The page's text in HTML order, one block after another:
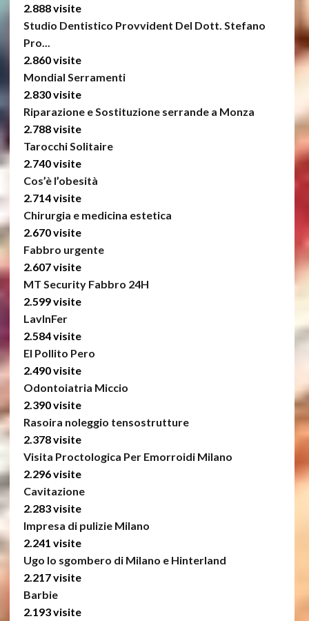
2.888 visite
Studio Dentistico Provvident Del Dott. Stefano
Pro...
2.860 visite
Mondial Serramenti
2.830 visite
Riparazione e Sostituzione serrande a Monza
2.788 visite
Tarocchi Solitaire
2.740 visite
Cos’è l’obesità
2.714 visite
Chirurgia e medicina estetica
2.670 visite
Fabbro urgente
2.607 visite
MT Security Fabbro 24H
2.599 visite
LavInFer
2.584 visite
El Pollito Pero
2.490 visite
Odontoiatria Miccio
2.390 visite
Rasoira noleggio tensostrutture
2.378 visite
Visita Proctologica Per Emorroidi Milano
2.296 visite
Cavitazione
2.283 visite
Impresa di pulizie Milano
2.241 visite
Ugo lo sgombero di Milano e Hinterland
2.217 visite
Barbie
2.193 visite